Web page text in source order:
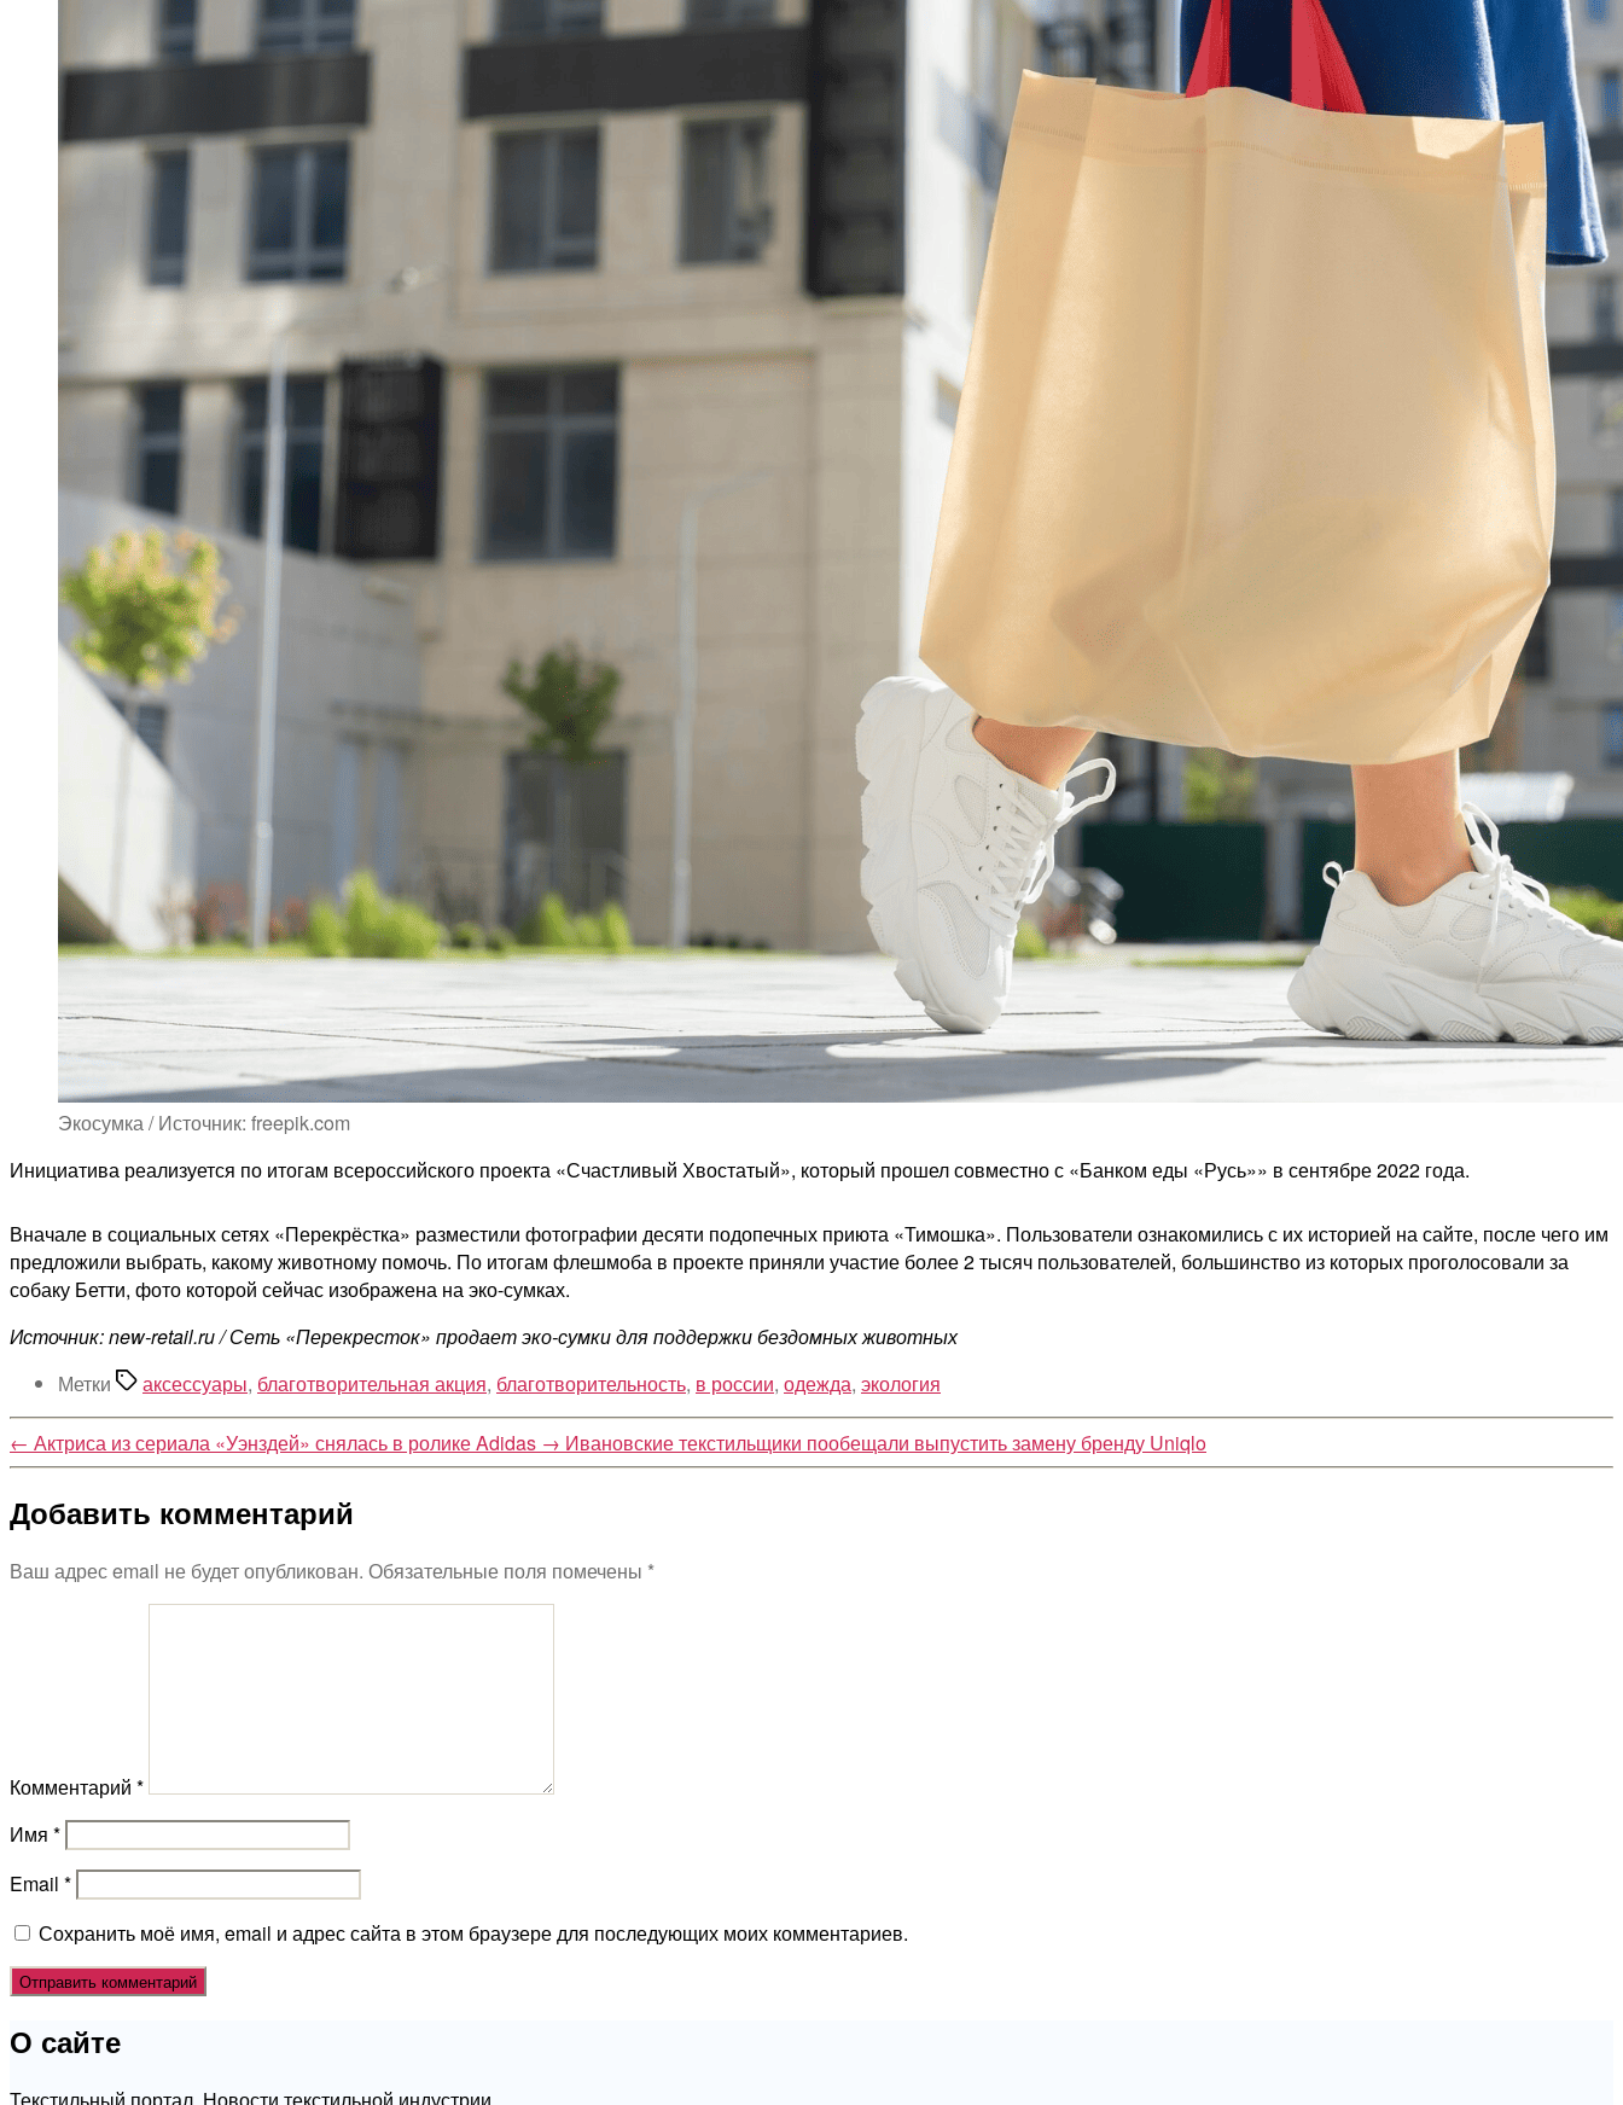
Экосумка / Источник: freepik.com
Инициатива реализуется по итогам всероссийского проекта «Счастливый Хвостатый», который прошел совместно с «Банком еды «Русь»» в сентябре 2022 года.
Вначале в социальных сетях «Перекрёстка» разместили фотографии десяти подопечных приюта «Тимошка». Пользователи ознакомились с их историей на сайте, после чего им
предложили выбрать, какому животному помочь. По итогам флешмоба в проекте приняли участие более 2 тысяч пользователей, большинство из которых проголосовали за
собаку Бетти, фото которой сейчас изображена на эко-сумках.
Источник: new-retail.ru / Сеть «Перекресток» продает эко-сумки для поддержки бездомных животных
Метки
аксессуары, благотворительная акция, благотворительность, в россии, одежда, экология
← Актриса из сериала «Уэнздей» снялась в ролике Adidas → Ивановские текстильщики пообещали выпустить замену бренду Uniqlo
Добавить комментарий
Ваш адрес email не будет опубликован. Обязательные поля помечены *
Комментарий *
Имя *
Email *
Сохранить моё имя, email и адрес сайта в этом браузере для последующих моих комментариев.
О сайте